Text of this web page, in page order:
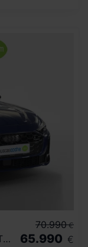
AVANT TDI 150 KW (204 CV) QUATTRO BLACK
70.990 €
65.990 €